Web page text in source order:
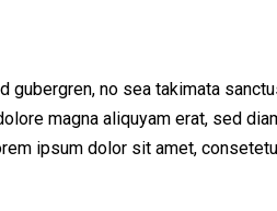
no sea takimata
magna aliquyam erat, sed
ipsum dolor sit amet,